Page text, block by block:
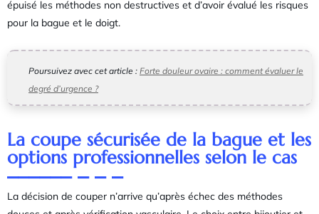
épuisé les méthodes non destructives et d’avoir évalué les risques
pour la bague et le doigt.
Poursuivez avec cet article : Forte douleur ovaire : comment évaluer le
degré d’urgence ?
La coupe sécurisée de la bague et les
options professionnelles selon le cas
La décision de couper n’arrive qu’après échec des méthodes